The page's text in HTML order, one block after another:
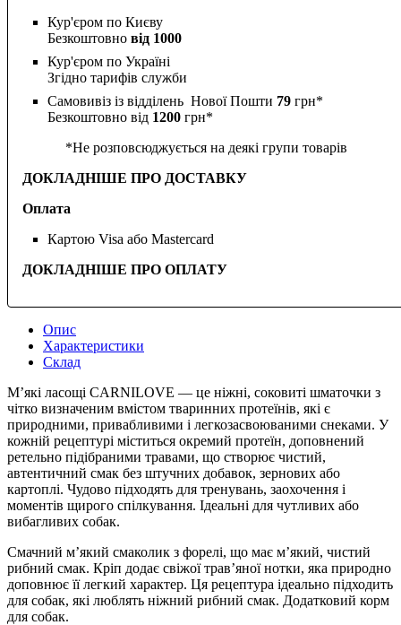
Кур'єром по Києву
Безкоштовно від 1000
Кур'єром по Україні
Згідно тарифів служби
Самовивіз із відділень Нової Пошти 79 грн*
Безкоштовно від 1200 грн*
*Не розповсюджується на деякі групи товарів
ДОКЛАДНІШЕ ПРО ДОСТАВКУ
Оплата
Картою Visa або Mastercard
ДОКЛАДНІШЕ ПРО ОПЛАТУ
Опис
Характеристики
Склад
М’які ласощі CARNILOVE — це ніжні, соковиті шматочки з
чітко визначеним вмістом тваринних протеїнів, які є
природними, привабливими і легкозасвоюваними снеками. У
кожній рецептурі міститься окремий протеїн, доповнений
ретельно підібраними травами, що створює чистий,
автентичний смак без штучних добавок, зернових або
картоплі. Чудово підходять для тренувань, заохочення і
моментів щирого спілкування. Ідеальні для чутливих або
вибагливих собак.
Смачний м’який смаколик з форелі, що має м’який, чистий
рибний смак. Кріп додає свіжої трав’яної нотки, яка природно
доповнює її легкий характер. Ця рецептура ідеально підходить
для собак, які люблять ніжний рибний смак. Додатковий корм
для собак.